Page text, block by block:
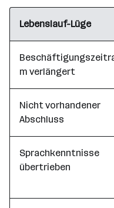
Lebenslauf-Lüge
m verlängert
Nicht vorhandener
Abschluss
Sprachkenntnisse
übertrieben